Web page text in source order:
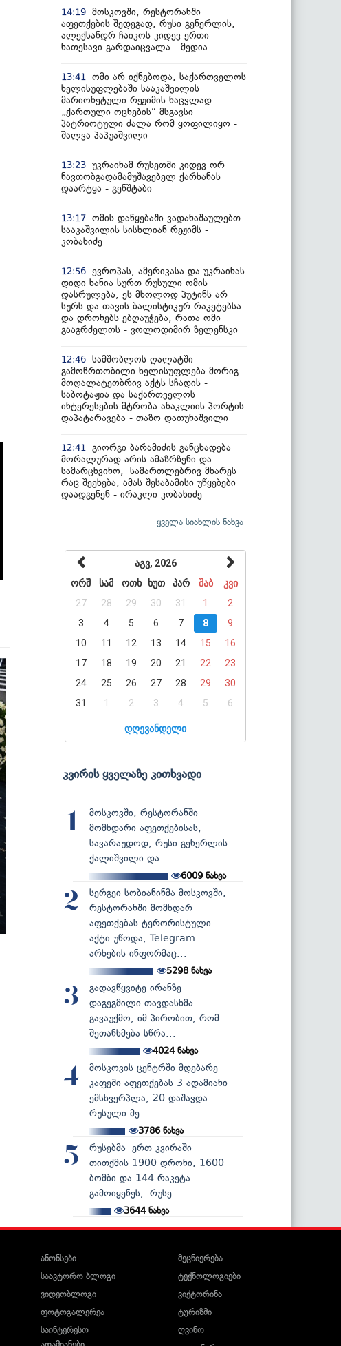
14:19 მოსკოვში, რესტორანში
აფეთქების შედეგად, რუსი გენერლის,
ალექსანდრ ჩაიკოს კიდევ ერთი
ნათესავი გარდაიცვალა - მედია
13:41
ომი არ იქნებოდა, საქართველოს
ხელისუფლებაში სააკაშვილის
მარიონეტული რეჟიმის ნაცვლად
„ქართული ოცნების“ მსგავსი
პატრიოტული ძალა რომ ყოფილიყო -
შალვა პაპუაშვილი
13:23 უკრაინამ რუსეთში კიდევ ორ
ნავთობგადამამუშავებელ ქარხანას
დაარტყა - გენშტაბი
13:17 ომის დაწყებაში ვადანაშაულებთ
სააკაშვილის სისხლიან რეჟიმს -
კობახიძე
12:56 ევროპას, ამერიკასა და უკრაინას
დიდი ხანია სურთ რუსული ომის
დასრულება, ეს მხოლოდ პუტინს არ
სურს და თავის ბალისტიკურ რაკეტებსა
და დრონებს ებღაუჭება, რათა ომი
გააგრძელოს - ვოლოდიმირ ზელენსკი
12:46 სამშობლოს ღალატში
გამოწრთობილი ხელისუფლება მორიგ
მოღალატეობრივ აქტს სჩადის -
საბოტაჟია და საქართველოს
ინტერესების მტრობა ანაკლიის პორტის
დაპატარავება - თაზო დათუნაშვილი
12:41
გიორგი ბარამიძის განცხადება
მორალურად არის ამაზრზენი და
სამარცხვინო, სამართლებრივ მხარეს
რაც შეეხება, ამას შესაბამისი უწყებები
დაადგენენ - ირაკლი კობახიძე
ყველა სიახლის ნახვა
აგვ, 2026
ორშ
სამ ოთხ ხუთ პარ შაბ
კვი
27
28 29 30 31 1
2
3
4 5 6 7 8
9
10
11 12 13 14 15
16
17
18 19 20 21 22
23
24
25 26 27 28 29
30
31
1 2 3 4 5 6
დღევანდელი
კვირის ყველაზე კითხვადი
1
მოსკოვში, რესტორანში
მომხდარი აფეთქებისას,
სავარაუდოდ, რუსი გენერლის
ქალიშვილი და...
6009 ნახვა
2
სერგეი სობიანინმა მოსკოვში,
რესტორანში მომხდარ
აფეთქებას ტერორისტული
აქტი უწოდა, Telegram-
არხების ინფორმაც...
5298 ნახვა
3
გადავწყვიტე ირანზე
დაგეგმილი თავდასხმა
გავაუქმო, იმ პირობით, რომ
შეთანხმება სწრა...
4024ნახვა
4
მოსკოვის ცენტრში მდებარე
კაფეში აფეთქებას 3 ადამიანი
ემსხვერპლა, 20 დაშავდა -
რუსული მე...
3786ნახვა
5
რუსებმა ერთ კვირაში
თითქმის 1900 დრონი, 1600
ბომბი და 144 რაკეტა
გამოიყენეს, რუსე...
3644ნახვა
ანონსები
საავტორო ბლოგი
ვიდეობლოგი
ფოტოგალერეა
საინტერესო
მეცნიერება
ტექნოლოგიები
ვიქტორინა
ტურიზმი
ღვინო